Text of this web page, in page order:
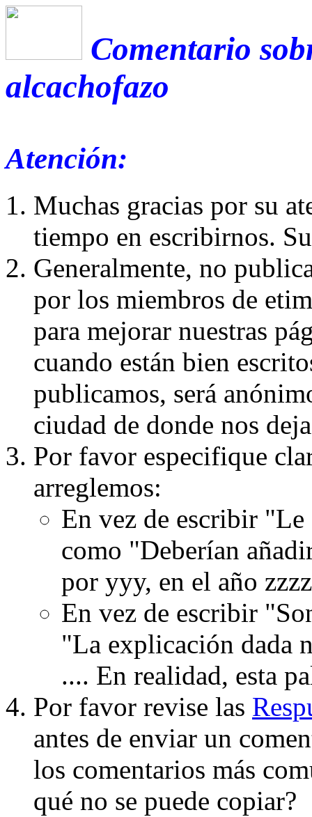
Comentario
alcachofazo
Atención:
Muchas gracias por su
tiempo en escribirnos.
Generalmente, no
por los miembros de
para mejorar nuestras
cuando están bien
publicamos, será
ciudad de donde nos
Por favor especifique
arreglemos:
En vez de escribir
como "Deberían
por yyy, en el año
En vez de escribir
"La explicación dada
.... En realidad, esta
Por favor revise las
antes de enviar un
los comentarios más
qué no se puede copiar?